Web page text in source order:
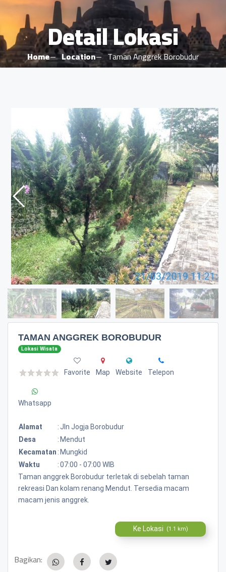
Detail Lokasi
Home Location Taman Anggrek Borobudur
TAMAN ANGGREK BOROBUDUR
Lokasi Wisata
Favorite Map Website Telepon
Whatsapp
Alamat : Jln Jogja Borobudur
Desa
: Mendut
Kecamatan : Mungkid
Waktu
:07:00 - 07:00 WIB
Taman anggrek Borobudur terletak di sebelah taman
rekreasi Dan kolam renang Mendut. Tersedia macam
macam jenis anggrek.
Ke Lokasi (1.1 km)
Bagikan: